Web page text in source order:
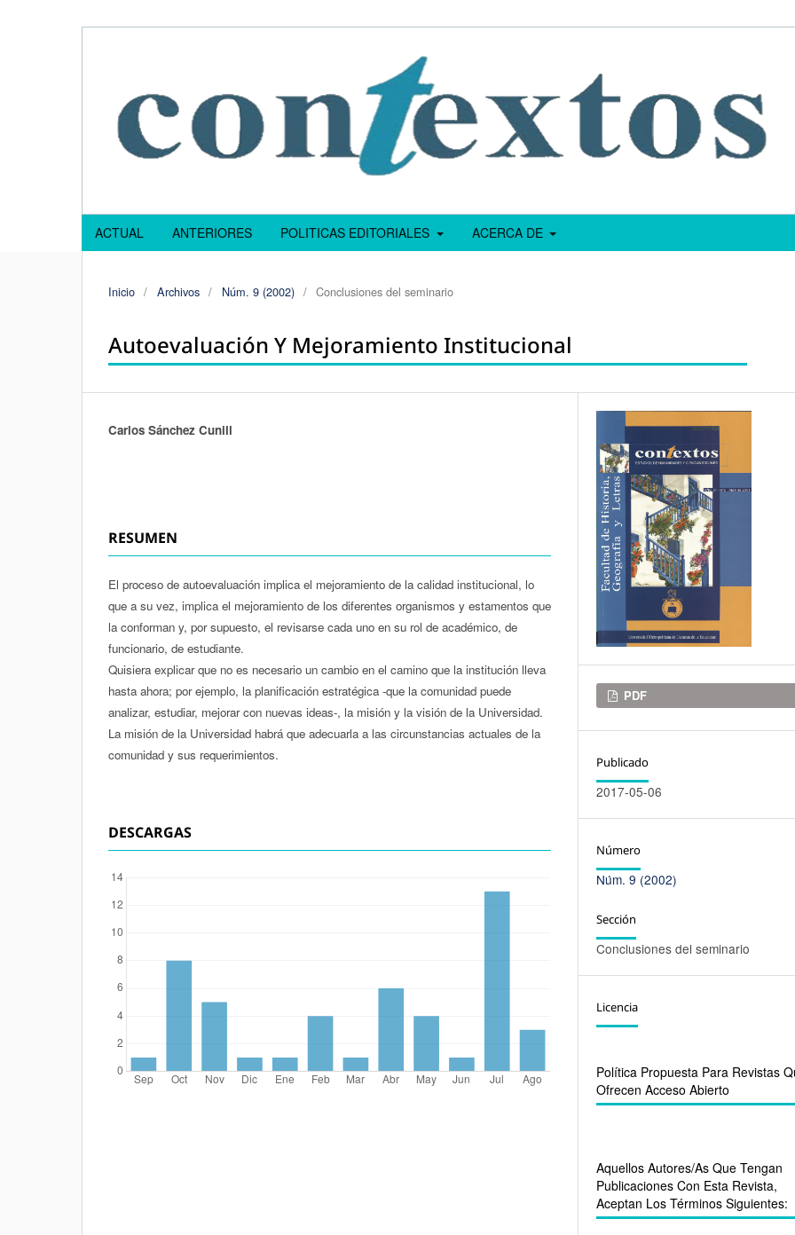
ACTUAL ANTERIORES POLITICAS EDITORIALES ACERCA DE
Inicio / Archivos / Núm. 9 (2002) / Conclusiones del seminario
Autoevaluación Y Mejoramiento Institucional
Autores/as
Carlos Sánchez Cunill
RESUMEN
El proceso de autoevaluación implica el mejoramiento de la calidad institucional, lo
que a su vez, implica el mejoramiento de los diferentes organismos y estamentos que
la conforman y, por supuesto, el revisarse cada uno en su rol de académico, de
funcionario, de estudiante.
Quisiera explicar que no es necesario un cambio en el camino que la institución lleva
hasta ahora; por ejemplo, la planificación estratégica -que la comunidad puede
analizar, estudiar, mejorar con nuevas ideas-, la misión y la visión de la Universidad.
La misión de la Universidad habrá que adecuarla a las circunstancias actuales de la
comunidad y sus requerimientos.
DESCARGAS
Descargas
PDF
Publicado
2017-05-06
Número
Núm. 9 (2002)
Sección
Conclusiones del seminario
Licencia
Política Propuesta Para Revistas
Ofrecen Acceso Abierto
Aquellos Autores/as Que Tengan
Publicaciones Con Esta Revista,
Aceptan Los Términos Siguientes: